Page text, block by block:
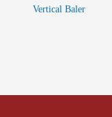
Vertical Baler